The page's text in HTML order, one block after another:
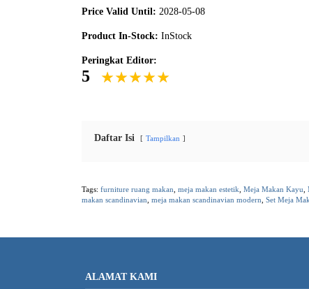
Price Valid Until: 2028-05-08
Product In-Stock: InStock
Peringkat Editor:
5
Daftar Isi Tampilkan
Tags: furniture ruang makan meja makan estetik Meja Makan Kayu
makan scandinavian meja makan scandinavian modern Set Meja
ALAMAT KAMI